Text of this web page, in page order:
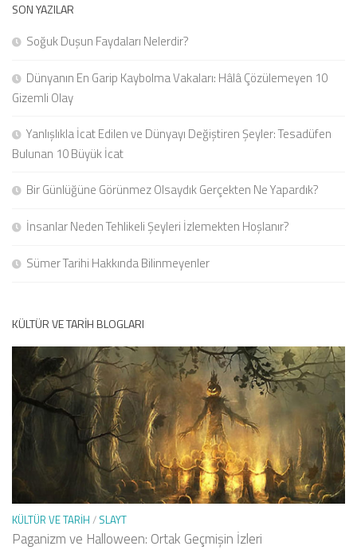
SON YAZILAR
Soğuk Duşun Faydaları Nelerdir?
Dünyanın En Garip Kaybolma Vakaları: Hâlâ Çözülemeyen 10
Gizemli Olay
Yanlışlıkla İcat Edilen ve Dünyayı Değiştiren Şeyler: Tesadüfen
Bulunan 10 Büyük İcat
Bir Günlüğüne Görünmez Olsaydık Gerçekten Ne Yapardık?
İnsanlar Neden Tehlikeli Şeyleri İzlemekten Hoşlanır?
Sümer Tarihi Hakkında Bilinmeyenler
KÜLTÜR VE TARIH BLOGLARI
KÜLTÜR VE TARIH / SLAYT
Paganizm ve Halloween: Ortak Geçmişin İzleri